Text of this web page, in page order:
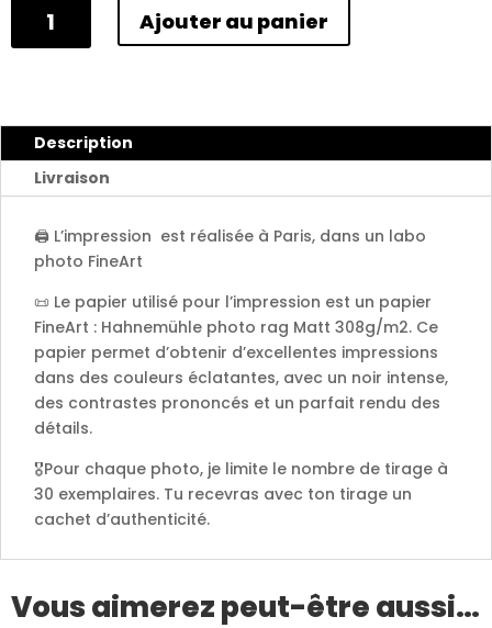
2024
Ajouter au panier
Description
Livraison
🖨️ L’impression est réalisée à Paris, dans un labo
photo FineArt
📜 Le papier utilisé pour l’impression est un papier
FineArt : Hahnemühle photo rag Matt 308g/m2. Ce
papier permet d’obtenir d’excellentes impressions
dans des couleurs éclatantes, avec un noir intense,
des contrastes prononcés et un parfait rendu des
détails.
🎖️Pour chaque photo, je limite le nombre de tirage à
30 exemplaires. Tu recevras avec ton tirage un
cachet d’authenticité.
Vous aimerez peut-être aussi…